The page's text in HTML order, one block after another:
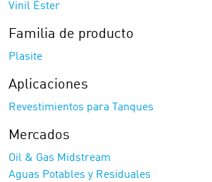
Vinil Éster
Familia de producto
Plasite
Aplicaciones
Revestimientos para Tanques
Mercados
Oil & Gas Midstream
Aguas Potables y Residuales